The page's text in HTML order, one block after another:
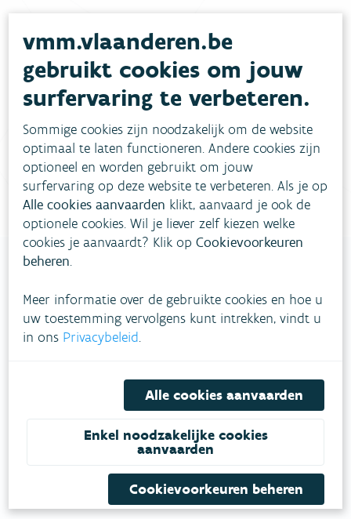
Heb je vragen?
Bekijk het overzicht van meestgestelde vragen
Niet gevonden wat je zocht?
contactformulier in.
Bel gratis 1700
VLAAMSE
MILIEUMAATSCHAPPIJ
Daarvoor zetten we samen met partners in op
een duurzaam lucht-, water- en klimaatbeleid.
VOLG VMM OP SOCIALE MEDIA
vmm.vlaanderen.be
gebruikt cookies om jouw
surfervaring te verbeteren.
Sommige cookies zijn noodzakelijk om de website
optimaal te laten functioneren. Andere cookies zijn
optioneel en worden gebruikt om jouw
surfervaring op deze website te verbeteren. Als je op
Alle cookies aanvaarden klikt, aanvaard je ook de
optionele cookies. Wil je liever zelf kiezen welke
cookies je aanvaardt? Klik opCookievoorkeuren
beheren.
Meer informatie over de gebruikte cookies en hoe u
uw toestemming vervolgens kunt intrekken, vindt u
in ons Privacybeleid.
Alle cookies aanvaarden
Enkel noodzakelijke cookies
aanvaarden
Cookievoorkeuren beheren